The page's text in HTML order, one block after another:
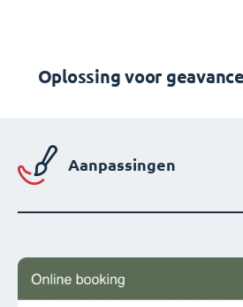
Oplossing voor
Aanpassingen